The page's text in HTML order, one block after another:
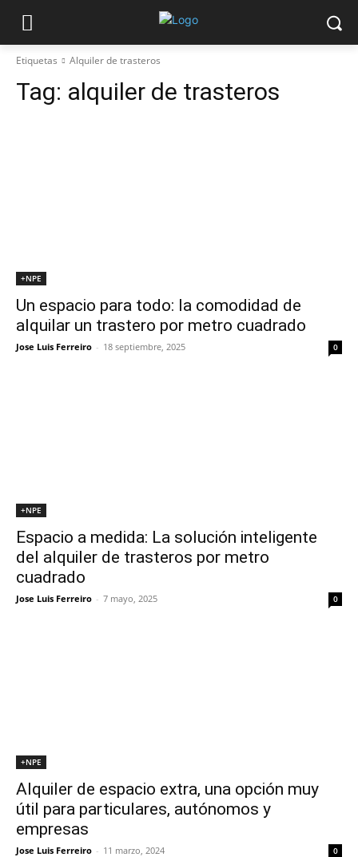
Etiquetas Alquiler de trasteros
Tag: alquiler de trasteros
+NPE
Un espacio para todo: la comodidad de
alquilar un trastero por metro cuadrado
Jose Luis Ferreiro - 18 septiembre, 2025 0
+NPE
Espacio a medida: La solución inteligente
del alquiler de trasteros por metro
cuadrado
Jose Luis Ferreiro - 7 mayo, 2025 0
+NPE
Alquiler de espacio extra, una opción muy
útil para particulares, autónomos y
empresas
Jose Luis Ferreiro - 11 marzo, 2024 0